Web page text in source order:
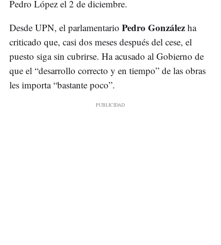
Pedro López el 2 de diciembre.
Desde UPN, el parlamentario Pedro González ha
criticado que, casi dos meses después del cese, el
puesto siga sin cubrirse. Ha acusado al Gobierno de
que el “desarrollo correcto y en tiempo” de las obras
les importa “bastante poco”.